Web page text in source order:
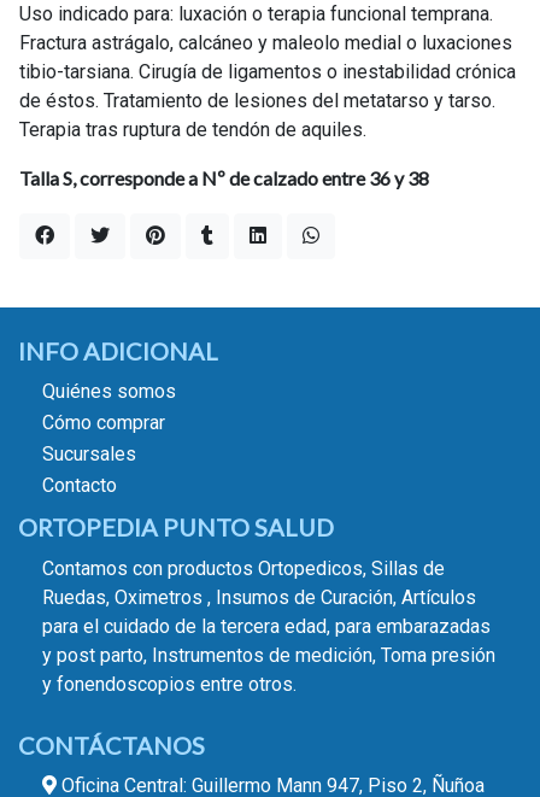
Uso indicado para: luxación o terapia funcional temprana.
Fractura astrágalo, calcáneo y maleolo medial o luxaciones
tibio-tarsiana. Cirugía de ligamentos o inestabilidad crónica
de éstos. Tratamiento de lesiones del metatarso y tarso.
Terapia tras ruptura de tendón de aquiles.
Talla S, corresponde a Nº de calzado entre 36 y 38
INFO ADICIONAL
Quiénes somos
Cómo comprar
Sucursales
Contacto
ORTOPEDIA PUNTO SALUD
Contamos con productos Ortopedicos, Sillas de
Ruedas, Oximetros , Insumos de Curación, Artículos
para el cuidado de la tercera edad, para embarazadas
y post parto, Instrumentos de medición, Toma presión
y fonendoscopios entre otros.
CONTÁCTANOS
Oficina Central: Guillermo Mann 947, Piso 2, Ñuñoa